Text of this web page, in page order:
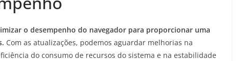
o desempenho do navegador para proporcionar uma
Com as atualizações, podemos aguardar melhorias na
do consumo de recursos do sistema e na estabilidade